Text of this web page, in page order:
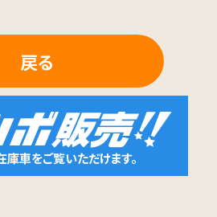
戻る
車をご覧いただけます。